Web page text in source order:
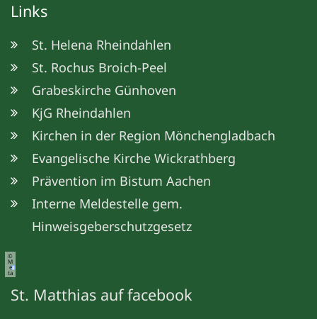
Links
St. Helena Rheindahlen
St. Rochus Broich-Peel
Grabeskirche Günhoven
KjG Rheindahlen
Kirchen in der Region Mönchengladbach
Evangelische Kirche Wickrathberg
Prävention im Bistum Aachen
Interne Meldestelle gem.
Hinweisgeberschutzgesetz
©
M
e
ta
St. Matthias auf facebook